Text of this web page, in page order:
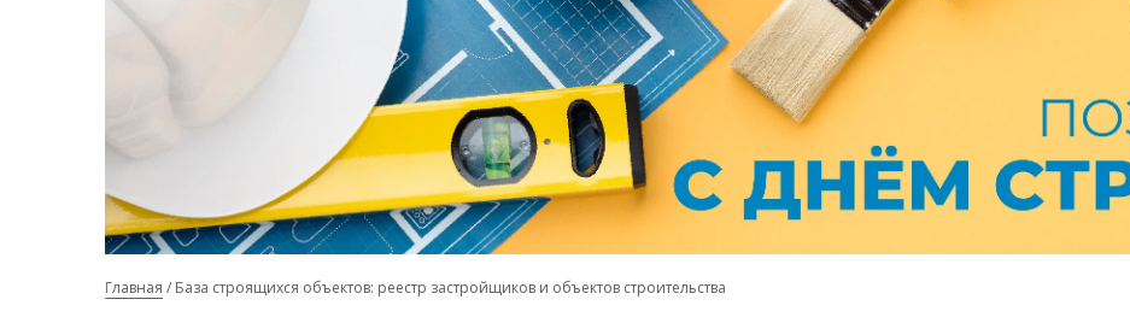
Конкурентные преимущества
Горячие объекты
Глоссарий
Главная База строящихся объектов: реестр застройщиков и объектов строительства